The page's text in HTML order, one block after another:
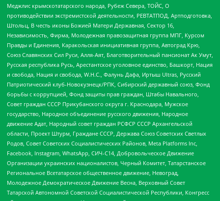
Меджлис крымскотатарского народа, Рубеж Севера, ТОЙС, О
противодействии экстремистской деятельности, РЕВТАТПОД, Артподготовка,
Штольц, В честь иконы Божией Матери Державная, Сектор 16,
Независимость, Фирма, Молодежная правозащитная группа МПГ, Курсом
Правды и Единения, Каракольская инициативная группа, Автоград Крю,
Союз Славянских Сил Руси, Алля-Аят, Благотворительный пансионат Ак Умут,
Русская республика Русь, Арестантское уголовное единство, Башкорт, Нация
и свобода, Нация и свобода, W.H.С., Фалунь Дафа, Иртыш Ultras, Русский
Патриотический клуб-Новокузнецк/РПК, Сибирский державный союз, Фонд
борьбы с коррупцией, Фонд защиты прав граждан, Штабы Навального,
Совет граждан СССР Прикубанского округа г. Краснодара, Мужское
государство, Народное объединение русского движения, Народное
движение Адат, Народный совет граждан РСФСР СССР Архангельской
области, Проект Штурм, Граждане СССР, Держава Союз Советских Светлых
Родов, Совет Советских Социалистических Районов, Meta Platforms Inc,
Facebook, Instagram, WhatsApp, СИЧ-С14, Добровольческое Движение
Организации украинских националистов, Черный Комитет, Татарстанское
Региональное Всетатарское общественное движение, Невоград,
Молодежное Демократическое Движение Весна, Верховный Совет
Татарской Автономной Советской Социалистической Республики, Конгресс